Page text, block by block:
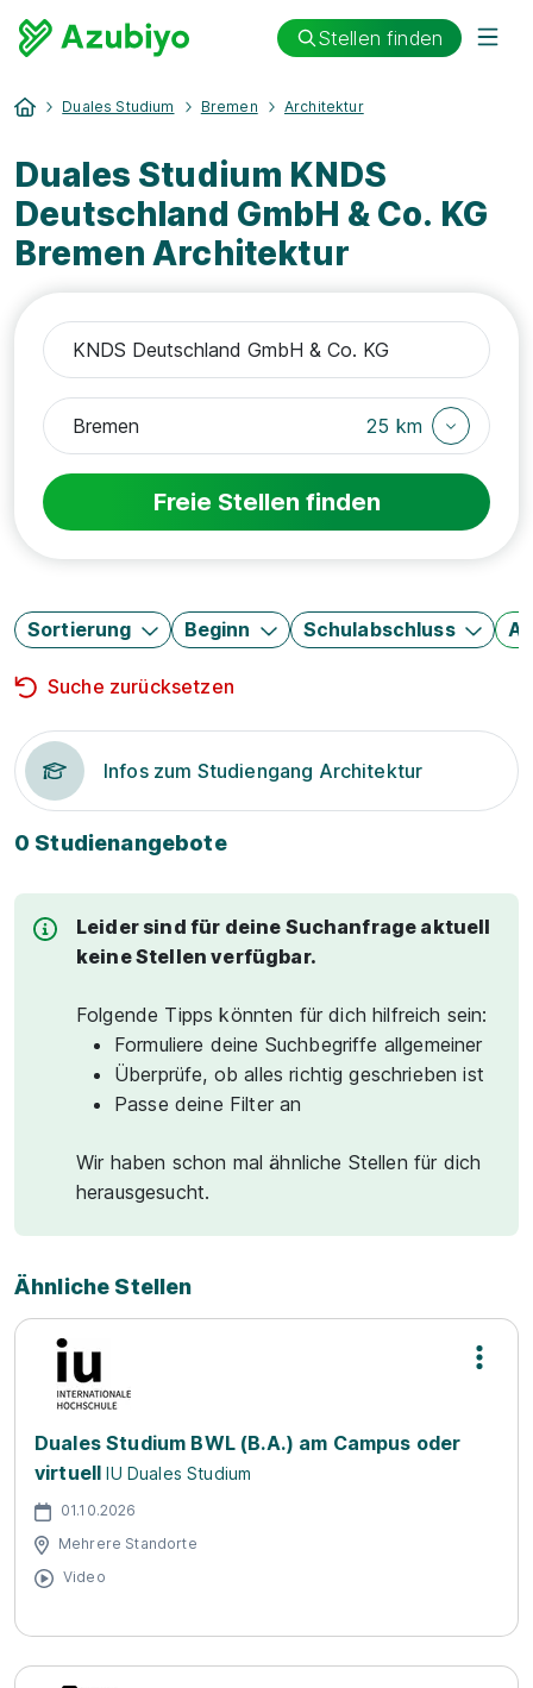
Stellen finden
Duales Studium Bremen Architektur
Duales Studium KNDS
Deutschland GmbH & Co. KG
Bremen Architektur
25 km
Freie Stellen finden
Sortierung Beginn Schulabschluss
Suche zurücksetzen
Infos zum Studiengang Architektur
0 Studienangebote
Leider sind für deine Suchanfrage aktuell
keine Stellen verfügbar.
Folgende Tipps könnten für dich hilfreich sein:
Formuliere deine Suchbegriffe allgemeiner
Überprüfe, ob alles richtig geschrieben ist
Passe deine Filter an
Wir haben schon mal ähnliche Stellen für dich
herausgesucht.
Ähnliche Stellen
Duales Studium BWL (B.A.) am Campus oder
virtuell IU Duales Studium
01.10.2026
Mehrere Standorte
Video